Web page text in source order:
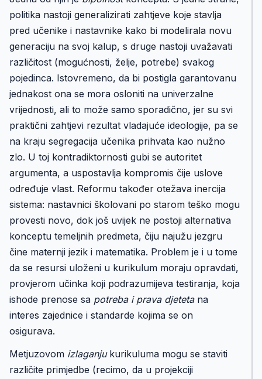
politika nastoji generalizirati zahtjeve koje stavlja
pred učenike i nastavnike kako bi modelirala novu
generaciju na svoj kalup, s druge nastoji uvažavati
različitost (mogućnosti, želje, potrebe) svakog
pojedinca. Istovremeno, da bi postigla garantovanu
jednakost ona se mora osloniti na univerzalne
vrijednosti, ali to može samo sporadično, jer su svi
praktični zahtjevi rezultat vladajuće ideologije, pa se
na kraju segregacija učenika prihvata kao nužno
zlo. U toj kontradiktornosti gubi se autoritet
argumenta, a uspostavlja kompromis čije uslove
određuje vlast. Reformu također otežava inercija
sistema: nastavnici školovani po starom teško mogu
provesti novo, dok još uvijek ne postoji alternativa
konceptu temeljnih predmeta, čiju najužu jezgru
čine maternji jezik i matematika. Problem je i u tome
da se resursi uloženi u kurikulum moraju opravdati,
provjerom učinka koji podrazumijeva testiranja, koja
ishode prenose sa potreba i prava djeteta na
interes zajednice i standarde kojima se on
osigurava.
Metjuzovom izlaganjukurikuluma mogu se staviti
različite primjedbe (recimo, da u projekciji